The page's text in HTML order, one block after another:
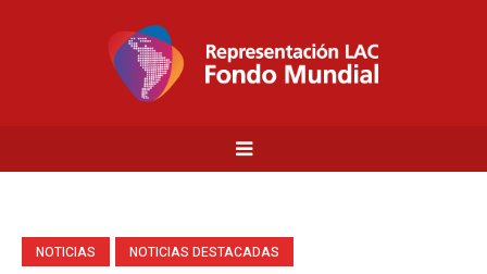
NOTICIAS NOTICIAS DESTACADAS